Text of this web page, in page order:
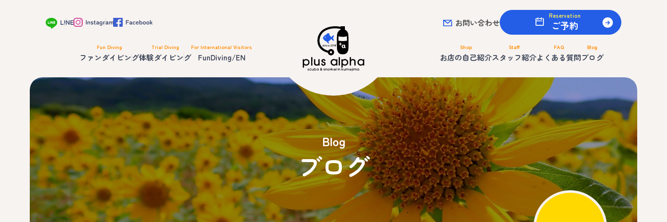
お問い合わせ
Reservation
ご予約
Fun Diving
ファンダイビング
Trial Diving
体験ダイビング
For International Visitors
FunDiving/EN
Shop
お店の自己紹介
Staff
スタッフ紹介
FAQ
よくある質問
Blog
ブログ
Blog
ブログ